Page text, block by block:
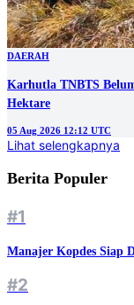
DAERAH
Karhutla TNBTS
Hektare
05 Aug 2026 12:12 UTC
Lihat selengkapnya
Berita Populer
#1
Manajer Kopdes Siap
#2